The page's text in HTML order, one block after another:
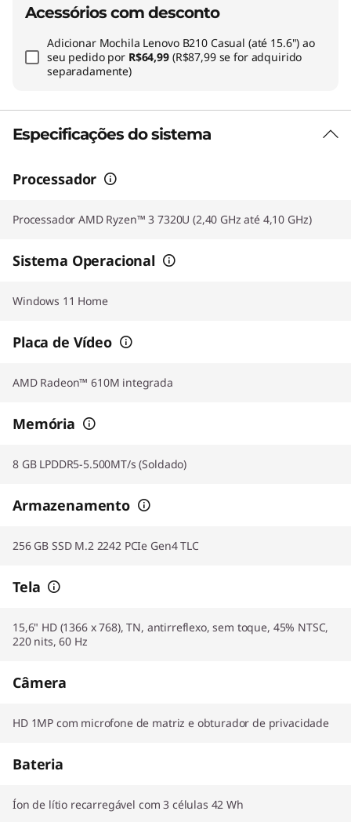
Acessórios com desconto
Adicionar Mochila Lenovo B210 Casual (até 15.6") ao
seu pedido por R$64,99 (R$87,99 se for adquirido
separadamente)
Especificações do sistema
Processador
Processador AMD Ryzen™ 3 7320U (2,40 GHz até 4,10 GHz)
Sistema Operacional
Windows 11 Home
Placa de Vídeo
AMD Radeon™ 610M integrada
Memória
8 GB LPDDR5-5.500MT/s (Soldado)
Armazenamento
256 GB SSD M.2 2242 PCIe Gen4 TLC
Tela
15,6" HD (1366 x 768), TN, antirreflexo, sem toque, 45% NTSC,
220 nits, 60 Hz
Câmera
HD 1MP com microfone de matriz e obturador de privacidade
Bateria
Íon de lítio recarregável com 3 células 42 Wh